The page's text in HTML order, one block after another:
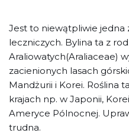
Jest to niewątpliwie jedna
leczniczych. Bylina ta z
Araliowatych(Araliaceae)
zacienionych lasach
Mandżurii i Korei. Roślina
krajach np. w Japonii,
Ameryce Pólnocnej.
trudna.